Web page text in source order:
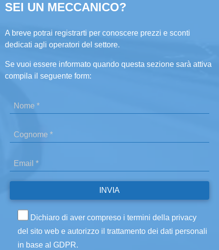
SEI UN MECCANICO?
A breve potrai registrarti per conoscere prezzi e sconti
dedicati agli operatori del settore.
Se vuoi essere informato quando questa sezione sarà attiva
compila il seguente form:
Dichiaro di aver compreso i termini della privacy
del sito web e autorizzo il trattamento dei dati personali
in base al GDPR.